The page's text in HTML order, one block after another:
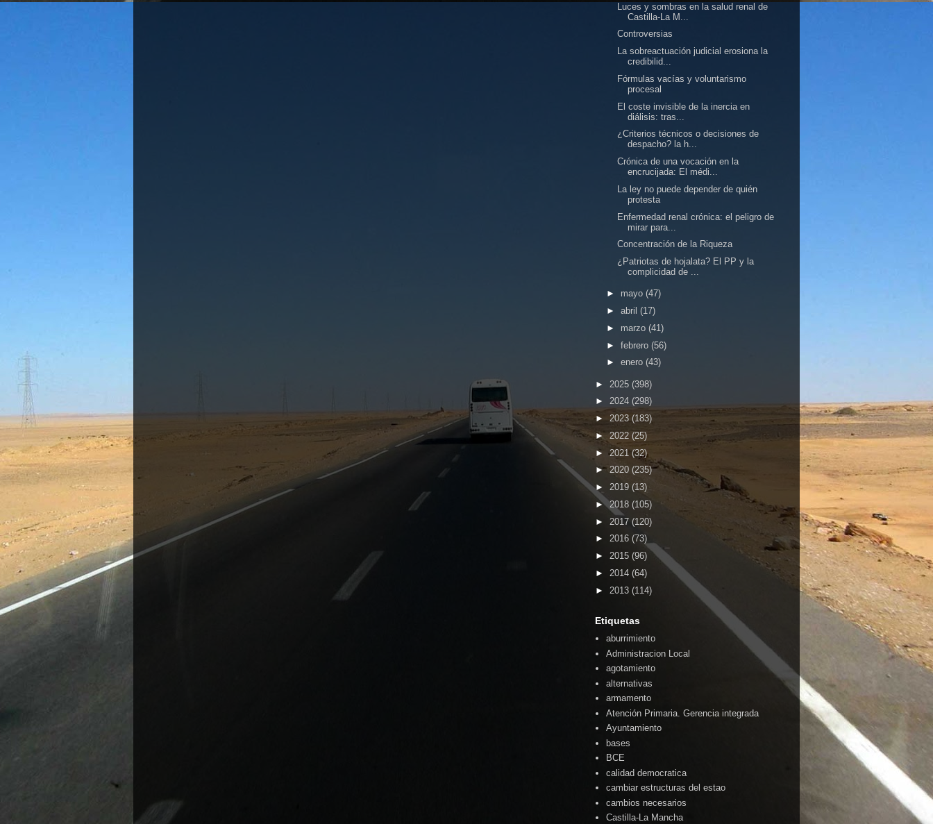
Luces y sombras en la salud renal de
Castilla-La M...
Controversias
La sobreactuación judicial erosiona la
credibilid...
Fórmulas vacías y voluntarismo
procesal
El coste invisible de la inercia en
diálisis: tras...
¿Criterios técnicos o decisiones de
despacho? la h...
Crónica de una vocación en la
encrucijada: El médi...
La ley no puede depender de quién
protesta
Enfermedad renal crónica: el peligro de
mirar para...
Concentración de la Riqueza
¿Patriotas de hojalata? El PP y la
complicidad de ...
► mayo (47)
► abril (17)
► marzo (41)
► febrero (56)
► enero (43)
► 2025 (398)
► 2024 (298)
► 2023 (183)
► 2022 (25)
►2021(32)
► 2020 (235)
► 2019 (13)
► 2018 (105)
► 2017 (120)
► 2016 (73)
► 2015 (96)
► 2014 (64)
► 2013 (114)
Etiquetas
aburrimiento
Administracion Local
agotamiento
alternativas
armamento
Atención Primaria. Gerencia integrada
Ayuntamiento
bases
BCE
calidad democratica
cambiar estructuras del estao
cambios necesarios
Castilla-La Mancha